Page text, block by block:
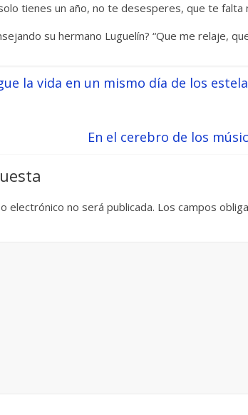
solo tienes un año, no te desesperes, que te
su hermano Luguelín? “Que me relaje,
la vida en un mismo día de los
En el cerebro de los
electrónico no será publicada. Los campos